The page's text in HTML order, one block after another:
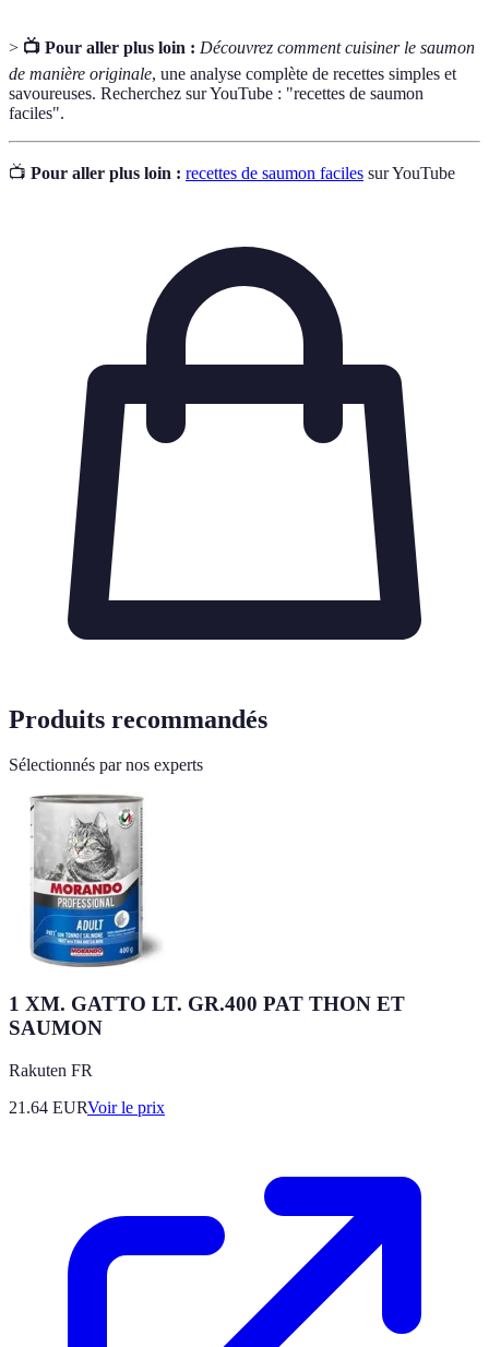
> 📺 Pour aller plus loin : Découvrez comment cuisiner le saumon
de manière originale, une analyse complète de recettes simples et
savoureuses. Recherchez sur YouTube : "recettes de saumon
faciles".
📺 Pour aller plus loin : recettes de saumon faciles sur YouTube
Produits recommandés
Sélectionnés par nos experts
1 XM. GATTO LT. GR.400 PAT THON ET
SAUMON
Rakuten FR
21.64 EURVoir le prix